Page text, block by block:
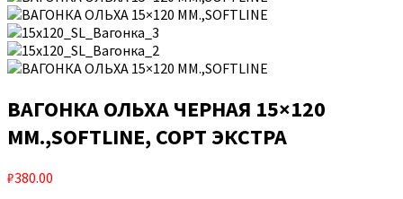
ВАГОНКА ОЛЬХА ЧЕРНАЯ 15×120
ММ.,SOFTLINE, СОРТ ЭКСТРА
₽380.00